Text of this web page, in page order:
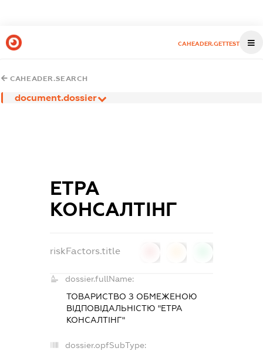
CAHEADER.GETTEST
CAHEADER.SEARCH
document.dossier
ЕТРА
КОНСАЛТІНГ
riskFactors.title
dossier.fullName:
ТОВАРИСТВО З ОБМЕЖЕНОЮ
ВІДПОВІДАЛЬНІСТЮ "ЕТРА
КОНСАЛТІНГ"
dossier.opfSubType: